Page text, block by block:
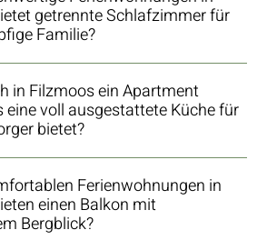
getrennte Schlafzimmer für
Familie?
in Filzmoos ein Apartment
eine voll ausgestattete Küche für
bietet?
Ferienwohnungen in
einen Balkon mit
Bergblick?